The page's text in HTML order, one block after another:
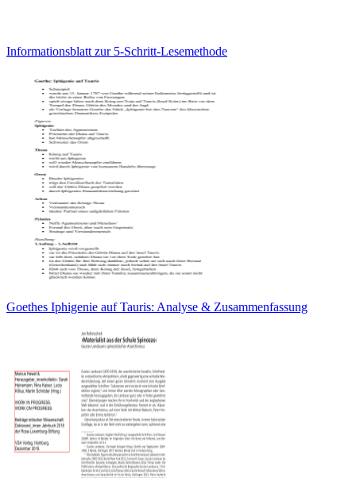
Informationsblatt zur 5-Schritt-Lesemethode
Goethes Iphigenie auf Tauris: Analyse & Zusammenfassung